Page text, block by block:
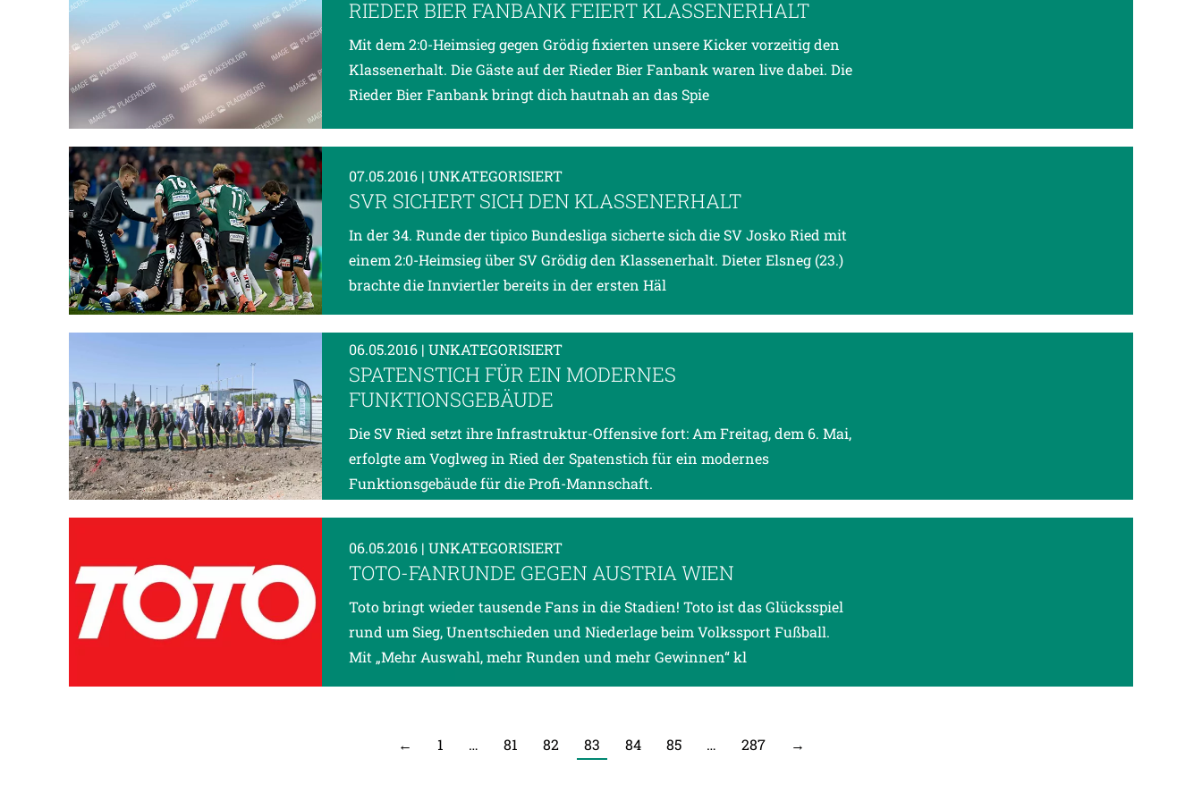
RIEDER BIER FANBANK FEIERT KLASSENERHALT
Mit dem 2:0-Heimsieg gegen Grödig fixierten unsere Kicker vorzeitig den
Klassenerhalt. Die Gäste auf der Rieder Bier Fanbank waren live dabei. Die
Rieder Bier Fanbank bringt dich hautnah an das Spie
07.05.2016 | UNKATEGORISIERT
SVR SICHERT SICH DEN KLASSENERHALT
In der 34. Runde der tipico Bundesliga sicherte sich die SV Josko Ried mit
einem 2:0-Heimsieg über SV Grödig den Klassenerhalt. Dieter Elsneg (23.)
brachte die Innviertler bereits in der ersten Häl
06.05.2016 | UNKATEGORISIERT
SPATENSTICH FÜR EIN MODERNES
FUNKTIONSGEBÄUDE
Die SV Ried setzt ihre Infrastruktur-Offensive fort: Am Freitag, dem 6. Mai,
erfolgte am Voglweg in Ried der Spatenstich für ein modernes
Funktionsgebäude für die Profi-Mannschaft.
06.05.2016 | UNKATEGORISIERT
TOTO-FANRUNDE GEGEN AUSTRIA WIEN
Toto bringt wieder tausende Fans in die Stadien! Toto ist das Glücksspiel
rund um Sieg, Unentschieden und Niederlage beim Volkssport Fußball.
Mit „Mehr Auswahl, mehr Runden und mehr Gewinnen“ kl
← 1 … 81 82 83 84 85 … 287 →